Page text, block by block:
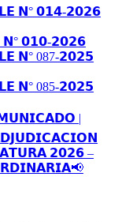
𝗡° 𝟬𝟭𝟰-𝟮𝟬𝟮𝟲
𝟬𝟭𝟬-𝟮𝟬𝟮𝟲
𝗡° 087-𝟮𝟬𝟮𝟱
𝗡° 085-𝟮𝟬𝟮𝟱
|
𝟮𝟬𝟮𝟲 –